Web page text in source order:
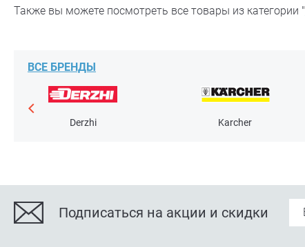
Также вы можете посмотреть все товары из категории "
ВСЕ БРЕНДЫ
Derzhi Karcher
Подписаться на акции и скидки